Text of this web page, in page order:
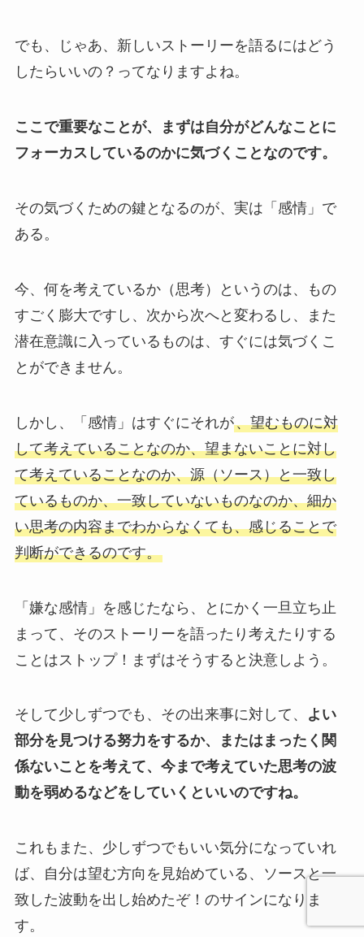
でも、じゃあ、新しいストーリーを語るにはどう
したらいいの？ってなりますよね。
ここで重要なことが、まずは自分がどんなことに
フォーカスしているのかに気づくことなのです。
その気づくための鍵となるのが、実は「感情」で
ある。
今、何を考えているか（思考）というのは、もの
すごく膨大ですし、次から次へと変わるし、また
潜在意識に入っているものは、すぐには気づくこ
とができません。
しかし、「感情」はすぐにそれが、望むものに対
して考えていることなのか、望まないことに対し
て考えていることなのか、源（ソース）と一致し
ているものか、一致していないものなのか、細か
い思考の内容までわからなくても、感じることで
判断ができるのです。
「嫌な感情」を感じたなら、とにかく一旦立ち止
まって、そのストーリーを語ったり考えたりする
ことはストップ！まずはそうすると決意しよう。
そして少しずつでも、その出来事に対して、
よい
部分を見つける努力をするか、またはまったく関
係ないことを考えて、今まで考えていた思考の波
動を弱めるなどをしていくといいのですね。
これもまた、少しずつでもいい気分になっていれ
ば、自分は望む方向を見始めている、ソースと一
致した波動を出し始めたぞ！のサインになりま
す。